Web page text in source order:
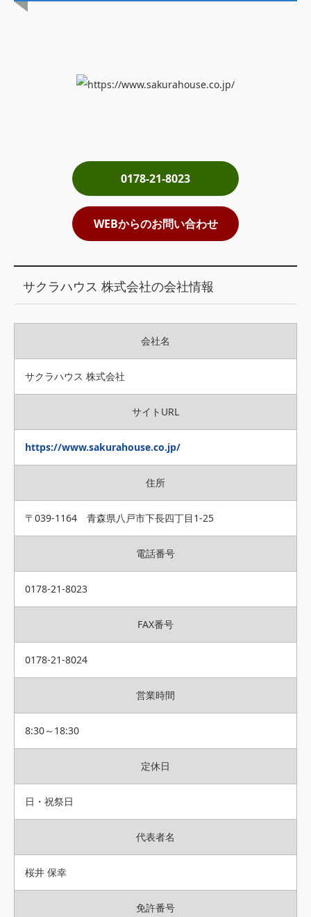
土地売却
利用規約について
掲載受付窓口はこちら
0178-21-8023
WEBからのお問い合わせ
サクラハウス 株式会社の会社情報
会社名
サクラハウス 株式会社
サイトURL
https://www.sakurahouse.co.jp/
住所
〒039-1164 青森県八戸市下長四丁目1-25
電話番号
0178-21-8023
FAX番号
0178-21-8024
営業時間
8:30～18:30
定休日
日・祝祭日
代表者名
桜井 保幸
免許番号